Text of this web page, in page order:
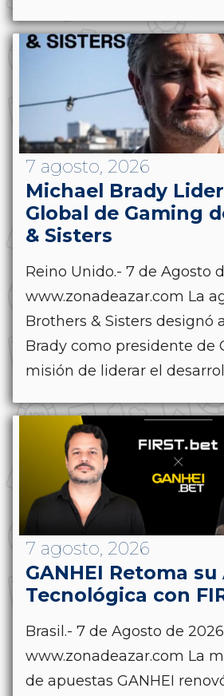
7 agosto, 2026
Michael Brady
Global de Gaming
& Sisters
Reino Unido.- 7 de Agosto
www.zonadeazar.com La
Brothers & Sisters designó
Brady como presidente de
misión de liderar el
7 agosto, 2026
GANHEI Retoma su
Tecnológica con
Brasil.- 7 de Agosto de 2026 |
www.zonadeazar.com La
de apuestas GANHEI